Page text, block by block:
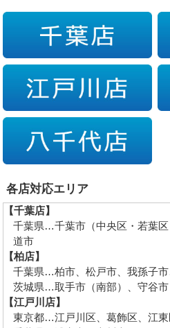
各店対応エリア
【千葉店】
千葉県…千葉市（中央区・若葉
道市
【柏店】
千葉県…柏市、松戸市、我孫子
茨城県…取手市（南部）、守谷市
【江戸川店】
東京都…江戸川区、葛飾区、江東